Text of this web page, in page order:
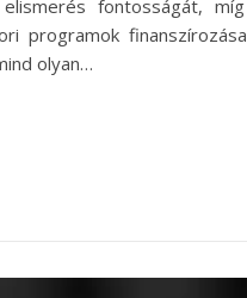
fontosságát,
programok
olyan…